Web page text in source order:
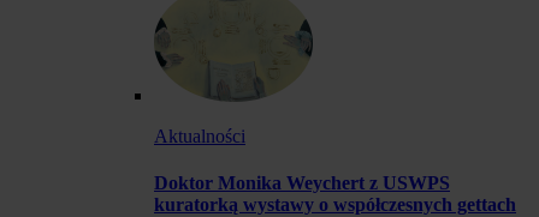
Aktualności
Doktor Monika Weychert z USWPS
kuratorką wystawy o współczesnych gettach